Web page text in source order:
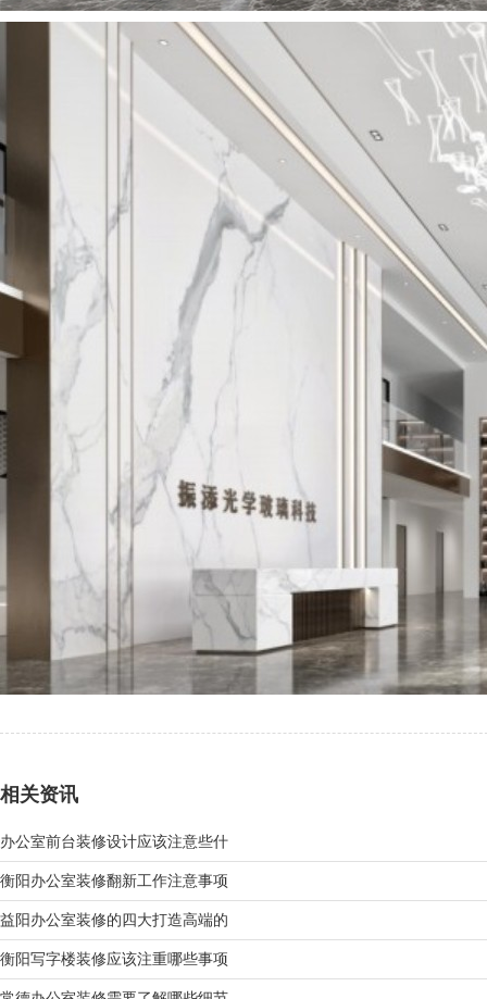
相关资讯
办公室前台装修设计应该注意些什
衡阳办公室装修翻新工作注意事项
益阳办公室装修的四大打造高端的
衡阳写字楼装修应该注重哪些事项